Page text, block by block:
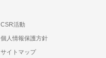
CSR活動
個人情報保護方針
サイトマップ